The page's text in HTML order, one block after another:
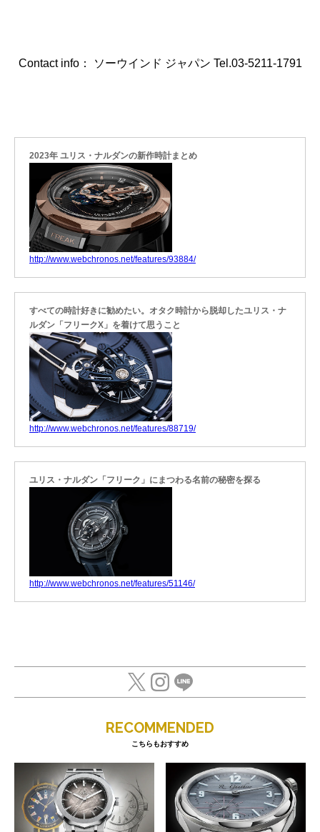
Contact info： ソーウインド ジャパン Tel.03-5211-1791
2023年 ユリス・ナルダンの新作時計まとめ
http://www.webchronos.net/features/93884/
すべての時計好きに勧めたい。オタク時計から脱却したユリス・ナ
ルダン「フリークX」を着けて思うこと
http://www.webchronos.net/features/88719/
ユリス・ナルダン「フリーク」にまつわる名前の秘密を探る
http://www.webchronos.net/features/51146/
RECOMMENDED
こちらもおすすめ